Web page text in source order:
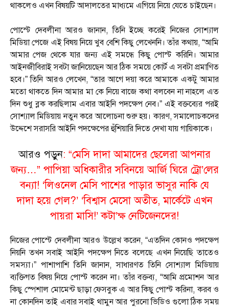
থাকলেও এখন বিষয়টি আদালতের মাধ্যমে এগিয়ে নিয়ে যেতে চাইছেন।
পোস্টে দেবলীনা আরও জানান, তিনি ইচ্ছে করেই নিজের সোশ্যাল
মিডিয়া পেজে এই বিষয় নিয়ে খুব বেশি কিছু লেখেননি। তাঁর কথায়, “আমি
আমার পেজ থেকে যার জন্য এই সমন্ধে কিছু পোস্ট করিনি। আমার
আইনজীবিরাই সবটা জানিয়েছেন আর ঠিক সময়ে কোর্ট এ সবটা প্রমাণিত
হবে।” তিনি আরও লেখেন, “তার আগে দয়া করে আমাকে একটু আমার
মতো থাকতে দিন আমার মা কে নিয়ে বাজে কথা বলবেন না নাহলে এত
দিন শুধু ব্লক করছিলাম এবার আইনি পদক্ষেপ নেব।” এই বক্তব্যের পরই
সোশ্যাল মিডিয়ায় নতুন করে আলোচনা শুরু হয়। কারণ, সমালোচকদের
উদ্দেশে সরাসরি আইনি পদক্ষেপের হুঁশিয়ারি দিতে দেখা যায় গায়িকাকে।
আরও পড়ুন: “মেসি দাদা আমাদের ছেলেরা আপনার
জন্য…” পাপিয়া অধিকারীর সবিনয়ে আর্জি ঘিরে ট্রো’লের
বন্যা! ‘লিওনেল মেসি পাশের পাড়ার ভাসুর নাকি যে
দাদা হয়ে গেল?’ ‘বিশ্বাস মেসো অতীত, মার্কেটে এখন
পায়রা মাসি!’ কটা’ক্ষ নেটিজেনদের!
নিজের পোস্টে দেবলীনা আরও উল্লেখ করেন, “এতদিন কোনও পদক্ষেপ
নিয়নি তখন সবাই আইনি পদক্ষেপ নিতে বলেছে এখন নিয়েছি তাতেও
সমস্যা।” পাশাপাশি তিনি জানান, সাধারণত তিনি সোশ্যাল মিডিয়ায়
ব্যক্তিগত বিষয় নিয়ে পোস্ট করেন না। তাঁর বক্তব্য, “আমি প্রমোশন আর
কিছু স্পেশাল মোমেন্ট ছাড়া ফেসবুক এ আর কিছু পোস্ট করিনা, করব ও
না কোনদিন তাই এবার সবাই থামুন আর পুরনো ভিডিও গুলো ঠিক সময়